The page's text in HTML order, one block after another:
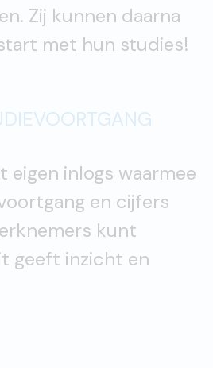
Zij kunnen daarna
met hun studies!
eigen inlogs waarmee
en cijfers
kunt
geeft inzicht en